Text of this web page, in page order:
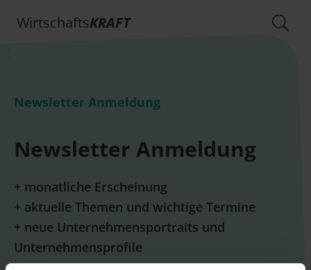
WirtschaftsKRAFT
Newsletter Anmeldung
Newsletter Anmeldung
+ monatliche Erscheinung
+ aktuelle Themen und wichtige Termine
+ neue Unternehmensportraits und
Unternehmensprofile